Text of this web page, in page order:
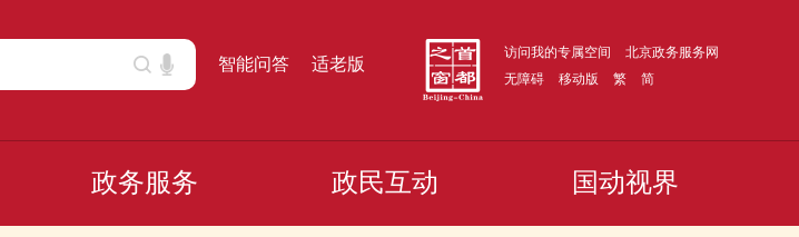
智能问答 适老版
访问我的专属空间
北京政务服务网
无障碍
移动版 繁 简
政务服务 政民互动 国动视界